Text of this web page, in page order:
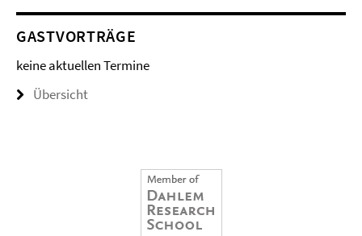
GASTVORTRÄGE
keine aktuellen Termine
Übersicht